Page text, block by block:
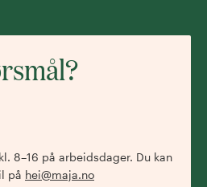
8–16 på arbeidsdager. Du kan
på hei@maja.no